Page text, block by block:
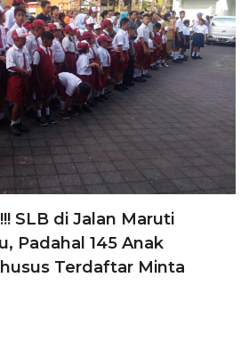
SLB di Jalan Maruti
Padahal 145 Anak
Terdaftar Minta